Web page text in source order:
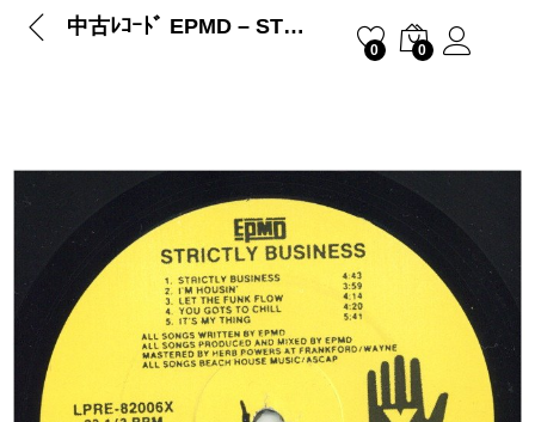
中古ﾚｺｰﾄﾞ EPMD – STRICTLY BUSINESS (RE)
0 0